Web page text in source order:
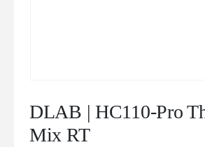
DLAB | HC110-Pro
Mix RT